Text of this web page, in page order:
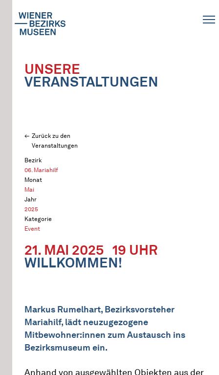
UNSERE
VERANSTALTUNGEN
Zurück zu den
Veranstaltungen
Bezirk
06. Mariahilf
Monat
Mai
Jahr
2025
Kategorie
Event
21. MAI 2025 19 UHR
WILLKOMMEN!
Markus Rumelhart, Bezirksvorsteher
Mariahilf, lädt neuzugezogene
Mitbewohner:innen zum Austausch ins
Bezirksmuseum ein.
Anhand von ausgewählten Objekten aus der